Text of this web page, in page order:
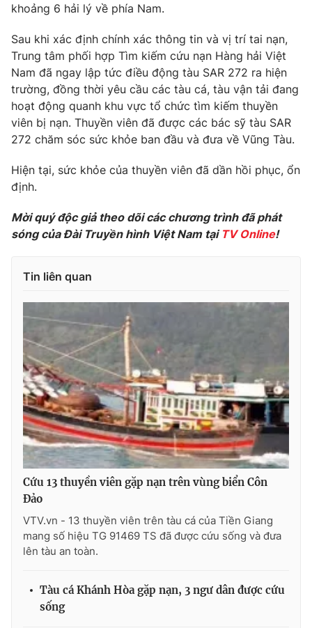
Phim VTV
Hậu trường
Nhân vật
Khán giả
Giải sao mai
Giải trí
Điện ảnh
Âm nhạc
Sao
Đời sống
Du lịch
Làm đẹp
Chất lượng cuộc sống
Giáo dục
Tuyển sinh
Công nghệ
Hitech Công nghệ tương lai
Sản phẩm
Thị trường
Giao lưu trực tuyến
Lịch phát sóng
Chuyên mục khác
Emagazine Podcast
Photo Infographic
Video Shorts video
VTV Money VTV Thể thao
VTV Sức khoẻ Bất động sản
Thị trường 24h
VTV4 Vươn mình bằng AI
khoảng 6 hải lý về phía Nam.
Sau khi xác định chính xác thông tin và vị trí tai nạn,
Trung tâm phối hợp Tìm kiếm cứu nạn Hàng hải Việt
Nam đã ngay lập tức điều động tàu SAR 272 ra hiện
trường, đồng thời yêu cầu các tàu cá, tàu vận tải đang
hoạt động quanh khu vực tổ chức tìm kiếm thuyền
viên bị nạn. Thuyền viên đã được các bác sỹ tàu SAR
272 chăm sóc sức khỏe ban đầu và đưa về Vũng Tàu.
Hiện tại, sức khỏe của thuyền viên đã dần hồi phục, ổn
định.
Mời quý độc giả theo dõi các chương trình đã phát
sóng của Đài Truyền hình Việt Nam tại TV Online!
Tin liên quan
Cứu 13 thuyền viên gặp nạn trên vùng biển Côn
Đảo
VTV.vn - 13 thuyền viên trên tàu cá của Tiền Giang
mang số hiệu TG 91469 TS đã được cứu sống và đưa
lên tàu an toàn.
Tàu cá Khánh Hòa gặp nạn, 3 ngư dân được cứu
sống